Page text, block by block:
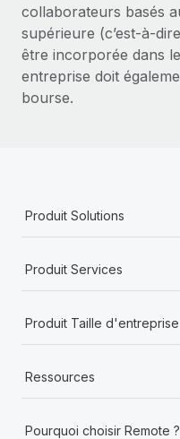
collaborateurs basés
supérieure
être incorporée dans
entreprise doit
bourse.
Produit Solutions
Produit Services
Produit Taille d'entreprise
Ressources
Pourquoi choisir Remote ?